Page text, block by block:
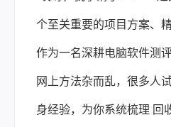
个至关重要的项目方案、
作为一名深耕电脑软件测
网上方法杂而乱，很多人
身经验，为你系统梳理 回